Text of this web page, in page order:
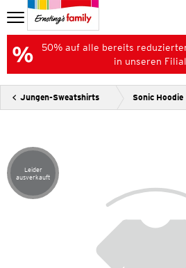
50% auf alle bereits
in unseren
Jungen-Sweatshirts Sonic Hoodie
Artikel leider ausverkauft
Leider
ausverkauft